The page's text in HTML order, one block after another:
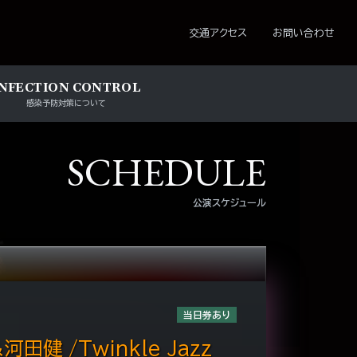
交通アクセス お問い合わせ
CONTROL
感染予防対策について
公演スケジュール
SCHEDULE
当日券あり
河田健 /Twinkle Jazz